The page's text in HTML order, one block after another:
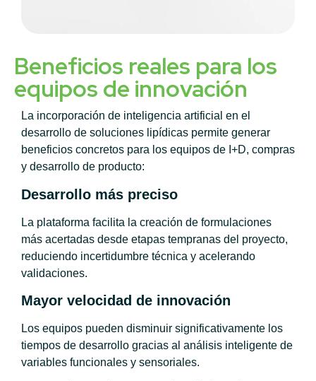
Beneficios reales para los
equipos de innovación
La incorporación de inteligencia artificial en el
desarrollo de soluciones lipídicas permite generar
beneficios concretos para los equipos de I+D, compras
y desarrollo de producto:
Desarrollo más preciso
La plataforma facilita la creación de formulaciones
más acertadas desde etapas tempranas del proyecto,
reduciendo incertidumbre técnica y acelerando
validaciones.
Mayor velocidad de innovación
Los equipos pueden disminuir significativamente los
tiempos de desarrollo gracias al análisis inteligente de
variables funcionales y sensoriales.